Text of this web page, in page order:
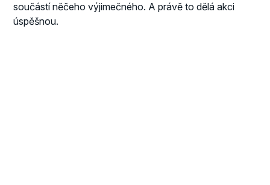
součástí něčeho výjimečného. A právě to dělá akci
úspěšnou.